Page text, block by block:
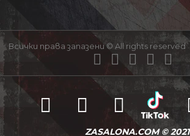
Всички права запазени © All rights reserved
ZASALONA.COM © 2021